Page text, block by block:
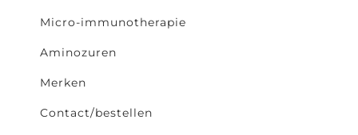
Micro-immunotherapie
Aminozuren
Merken
Contact/bestellen